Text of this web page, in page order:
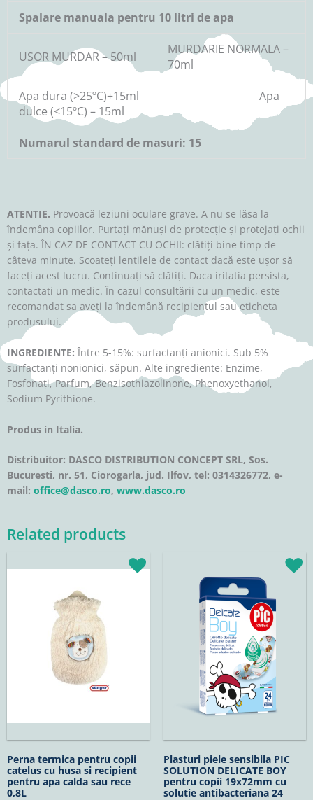
Spalare manuala pentru 10 litri de apa
USOR MURDAR – 50ml
MURDARIE NORMALA –
70ml
Apa dura (>25ºC)+15ml Apa
dulce (<15ºC) – 15ml
Numarul standard de masuri: 15
ATENTIE. Provoacă leziuni oculare grave. A nu se lăsa la
îndemâna copiilor. Purtați mănuși de protecție și protejați ochii
și fața. ÎN CAZ DE CONTACT CU OCHII: clătiți bine timp de
câteva minute. Scoateți lentilele de contact dacă este ușor să
faceți acest lucru. Continuați să clătiți. Daca iritatia persista,
contactati un medic. În cazul consultării cu un medic, este
recomandat sa aveți la îndemână recipientul sau eticheta
produsului.
INGREDIENTE: Între 5-15%: surfactanți anionici. Sub 5%
surfactanți nonionici, săpun. Alte ingrediente: Enzime,
Fosfonați, Parfum, Benzisothiazolinone, Phenoxyethanol,
Sodium Pyrithione.
Produs in Italia.
Distribuitor: DASCO DISTRIBUTION CONCEPT SRL, Sos.
Bucuresti, nr. 51, Ciorogarla, jud. Ilfov, tel: 0314326772, e-
mail: office@dasco.ro, www.dasco.ro
Related products
Perna termica pentru copii
catelus cu husa si recipient
pentru apa calda sau rece
0,8L
Plasturi piele sensibila PIC
SOLUTION DELICATE BOY
pentru copii 19x72mm cu
solutie antibacteriana 24